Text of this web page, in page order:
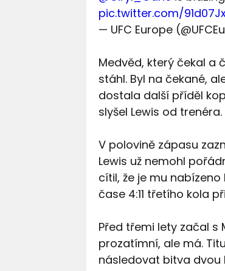
pic.twitter.com/
— UFC Europe
Medvěd, který čekal a
stáhl. Byl na čekané,
dostala další příděl
slyšel Lewis od trenéra.
V polovině zápasu
Lewis už nemohl
cítil, že je mu nabízeno
čase 4:11 třetího kola
Před třemi lety začal s
prozatímní, ale má.
následovat bitva dvou